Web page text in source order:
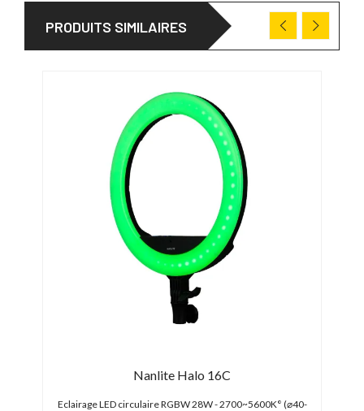
PRODUITS SIMILAIRES
Nanlite Halo 16C
Eclairage LED circulaire RGBW 28W - 2700~5600K° (⌀40-